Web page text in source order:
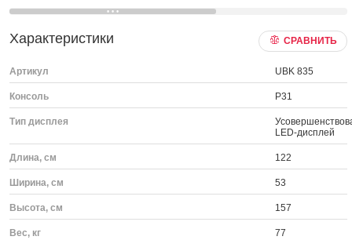
Характеристики СРАВНИТЬ
Артикул UBK 835
Консоль P31
Тип дисплея
LED-дисплей
Длина, см 122
Ширина, см 53
Высота, см 157
Вес, кг 77